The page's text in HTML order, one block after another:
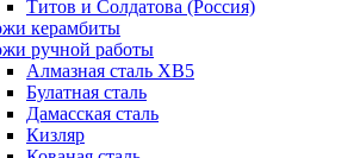
Титов и Солдатова (Россия)
керамбиты
ручной работы
Алмазная сталь ХВ5
Булатная сталь
Дамасская сталь
Кизляр